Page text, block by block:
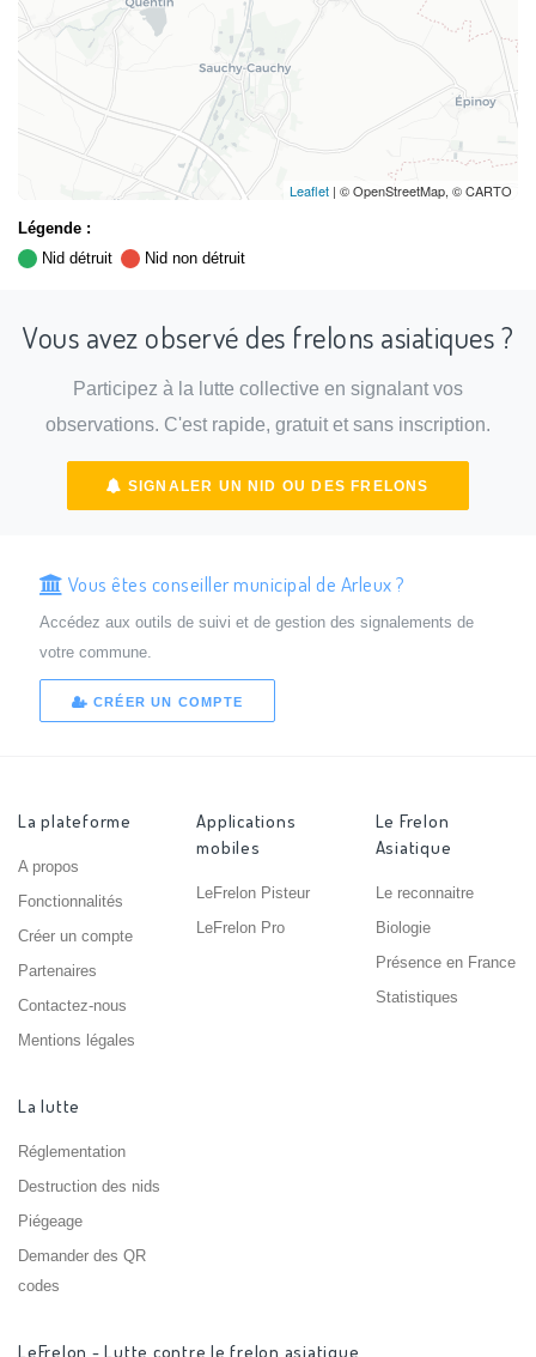
Leaflet | © OpenStreetMap, © CARTO
Légende :
Nid détruit
Nid non détruit
Vous avez observé des frelons asiatiques ?
Participez à la lutte collective en signalant vos
observations. C'est rapide, gratuit et sans inscription.
SIGNALER UN NID OU DES FRELONS
Vous êtes conseiller municipal de Arleux ?
Accédez aux outils de suivi et de gestion des signalements de
votre commune.
CRÉER UN COMPTE
La plateforme
A propos
Fonctionnalités
Créer un compte
Partenaires
Contactez-nous
Mentions légales
Applications
mobiles
LeFrelon Pisteur
LeFrelon Pro
Le Frelon
Asiatique
Le reconnaitre
Biologie
Présence en France
Statistiques
La lutte
Réglementation
Destruction des nids
Piégeage
Demander des QR
codes
LeFrelon - Lutte contre le frelon asiatique